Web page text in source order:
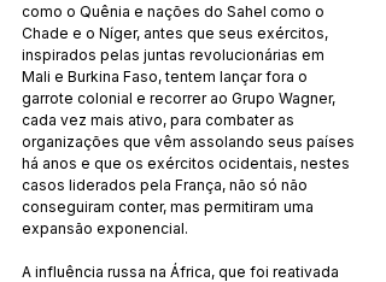
como o Quênia e nações do Sahel como o
Chade e o Níger, antes que seus exércitos,
inspirados pelas juntas revolucionárias em
Mali e Burkina Faso, tentem lançar fora o
garrote colonial e recorrer ao Grupo Wagner,
cada vez mais ativo, para combater as
organizações que vêm assolando seus países
há anos e que os exércitos ocidentais, nestes
casos liderados pela França, não só não
conseguiram conter, mas permitiram uma
expansão exponencial.
A influência russa na África, que foi reativada